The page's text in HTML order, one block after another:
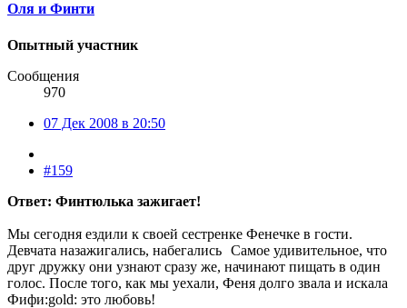
Оля и Финти
Опытный участник
Сообщения
970
07 Дек 2008 в 20:50
#159
Ответ: Финтюлька зажигает!
Мы сегодня ездили к своей сестренке Фенечке в гости.
Девчата назажигались, набегались Самое удивительное, что
друг дружку они узнают сразу же, начинают пищать в один
голос. После того, как мы уехали, Феня долго звала и искала
Фифи:gold: это любовь!